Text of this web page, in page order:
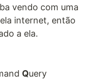
vendo com uma
internet, então
a ela.
Query